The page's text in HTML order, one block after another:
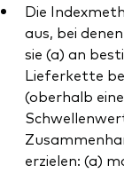
Die
aus, bei
sie (a) an
Lieferkette
(oberhalb
erzielen: (a)